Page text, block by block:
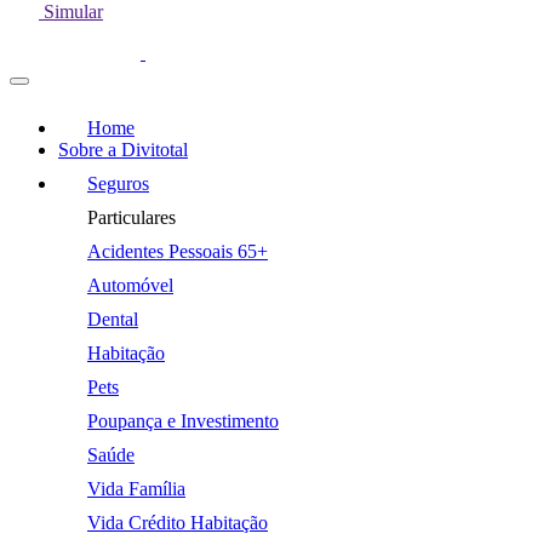
Simular
Home
Sobre a Divitotal
Seguros
Particulares
Acidentes Pessoais 65+
Automóvel
Dental
Habitação
Pets
Poupança e Investimento
Saúde
Vida Família
Vida Crédito Habitação